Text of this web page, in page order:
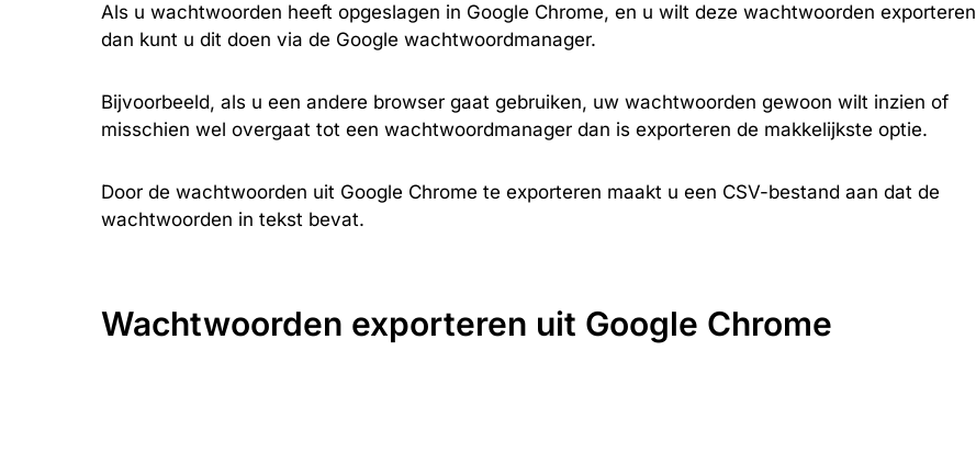
Als u wachtwoorden heeft opgeslagen in Google Chrome, en u wilt deze wachtwoorden exporteren
dan kunt u dit doen via de Google wachtwoordmanager.
Bijvoorbeeld, als u een andere browser gaat gebruiken, uw wachtwoorden gewoon wilt inzien of
misschien wel overgaat tot een wachtwoordmanager dan is exporteren de makkelijkste optie.
Door de wachtwoorden uit Google Chrome te exporteren maakt u een CSV-bestand aan dat de
wachtwoorden in tekst bevat.
Wachtwoorden exporteren uit Google Chrome